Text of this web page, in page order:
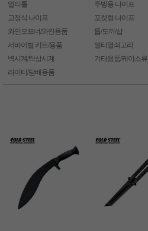
멀티툴 주방용 나이프
고정식 나이프
포켓형 나이프
와인오프너/와인용품
톱/도끼/삽
서바이벌 키트/용품
멀티열쇠고리
벽시계/탁상시계
기타용품/케이스류
라이터/담배용품